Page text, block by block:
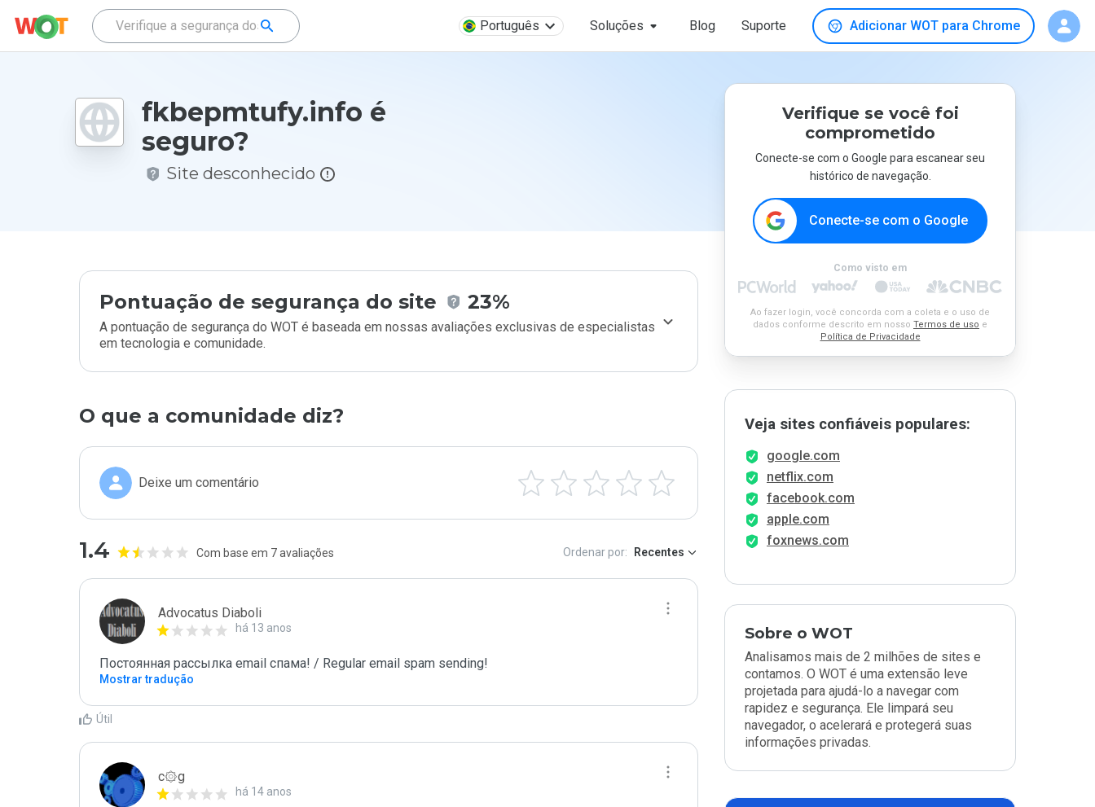
Português Soluções Blog Suporte Adicionar WOT para Chrome
fkbepmtufy.info é
seguro?
Site desconhecido
Pontuação de segurança do site 23%
A pontuação de segurança do WOT é baseada em nossas avaliações exclusivas de especialistas
em tecnologia e comunidade.
O que a comunidade diz?
Deixe um comentário
1.4 Com base em 7 avaliações Ordenar por: Recentes
Advocatus Diaboli
há 13 anos
Постоянная рассылка email спама! / Regular email spam sending!
Mostrar tradução
Útil
c۞g
há 14 anos
Verifique se você foi
comprometido
Conecte-se com o Google para escanear seu
histórico de navegação.
Conecte-se com o Google
Como visto em
Ao fazer login, você concorda com a coleta e o uso de
dados conforme descrito em nosso Termos de uso e
Política de Privacidade
Veja sites confiáveis populares:
google.com
netflix.com
facebook.com
apple.com
foxnews.com
Sobre o WOT
Analisamos mais de 2 milhões de sites e
contamos. O WOT é uma extensão leve
projetada para ajudá-lo a navegar com
rapidez e segurança. Ele limpará seu
navegador, o acelerará e protegerá suas
informações privadas.